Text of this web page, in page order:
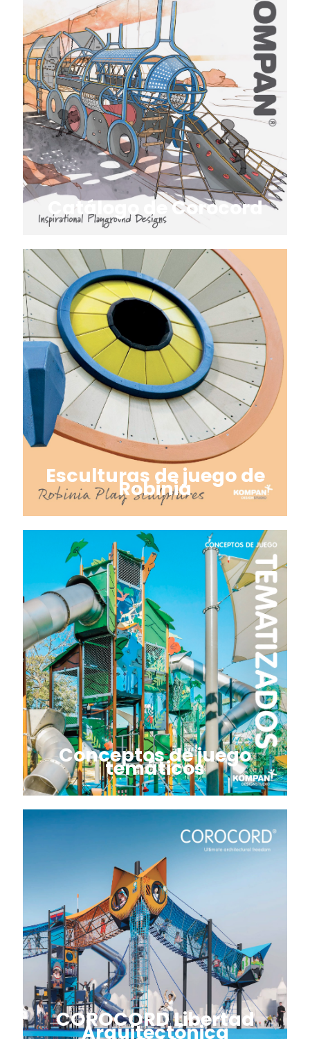
Catálogo de Corocord
Esculturas de juego de
Robinia
Conceptos de juego
temáticos
COROCORD Libertad
Arquitectónica